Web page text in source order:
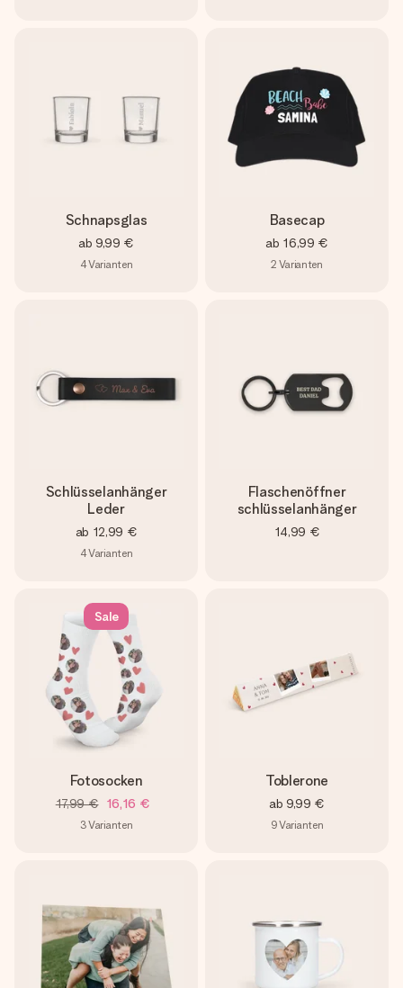
Schnapsglas
ab 9,99 €
4Varianten
Basecap
ab 16,99 €
2 Varianten
Schlüsselanhänger
Leder
ab 12,99 €
4Varianten
Flaschenöffner
schlüsselanhänger
14,99 €
Sale
Fotosocken
17,99 € 16,16 €
3Varianten
Toblerone
ab 9,99 €
9Varianten